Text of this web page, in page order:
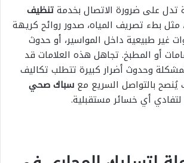
تدل على ضرورة الاتصال بخدمةتنظيف
مثل بطء تصريف المياه، صدور روائح كريهة
غير طبيعية داخل المواسير، أو حدوث
أو المطبخ. تجاهل هذه العلامات قد
وحدوث أضرار كبيرة تتطلب تكاليف
يُنصح بالتواصل السريع مع سباك صحي
لتفادي أي خسائر مستقبلية.